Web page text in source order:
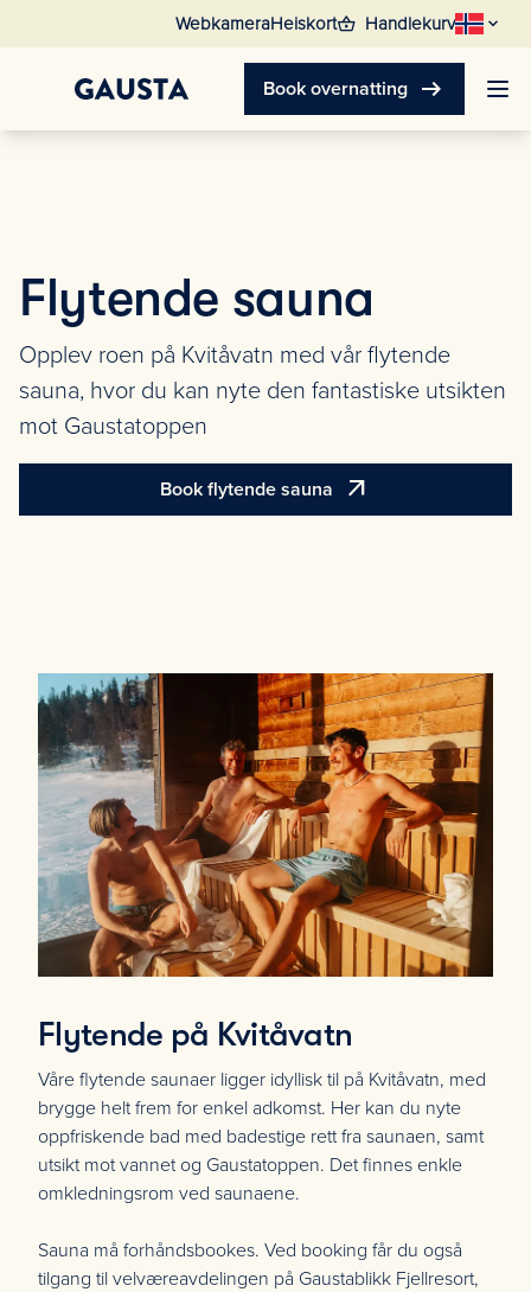
WebkameraHeiskortshopping_basket Handlekurv
Book overnatting arrow_right_alt
Flytende sauna
Opplev roen på Kvitåvatn med vår flytende
sauna, hvor du kan nyte den fantastiske utsikten
mot Gaustatoppen
Book flytende sauna arrow_outward
Flytende på Kvitåvatn
Våre flytende saunaer ligger idyllisk til på Kvitåvatn, med
brygge helt frem for enkel adkomst. Her kan du nyte
oppfriskende bad med badestige rett fra saunaen, samt
utsikt mot vannet og Gaustatoppen. Det finnes enkle
omkledningsrom ved saunaene.
Sauna må forhåndsbookes. Ved booking får du også
tilgang til velværeavdelingen på Gaustablikk Fjellresort,